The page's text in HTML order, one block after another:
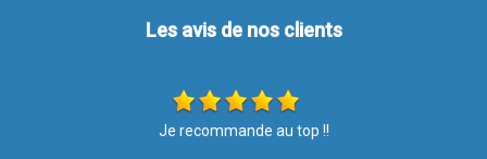
Les avis de nos clients
Les travaux ont été effectués avec soin et rapidité. Merci pour